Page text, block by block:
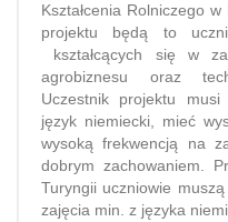
Kształcenia Rolniczego
projektu będą to
kształcących się w
agrobiznesu oraz
Uczestnik projektu
język niemiecki, mieć
wysoką frekwencją na
dobrym zachowaniem.
Turyngii uczniowie
zajęcia min. z języka